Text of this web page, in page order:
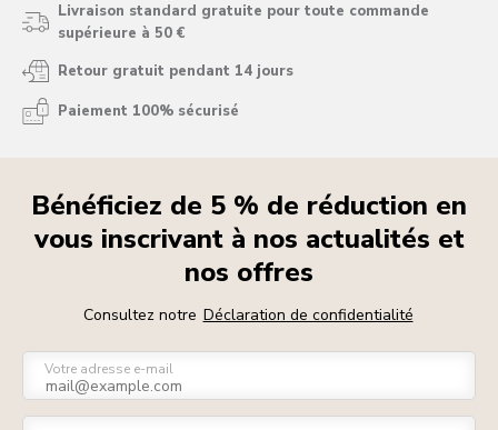
Livraison standard gratuite pour toute commande
supérieure à 50 €
Retour gratuit pendant 14 jours
Paiement 100% sécurisé
Bénéficiez de 5 % de réduction en
vous inscrivant à nos actualités et
nos offres
Consultez notre Déclaration de confidentialité
Votre adresse e-mail